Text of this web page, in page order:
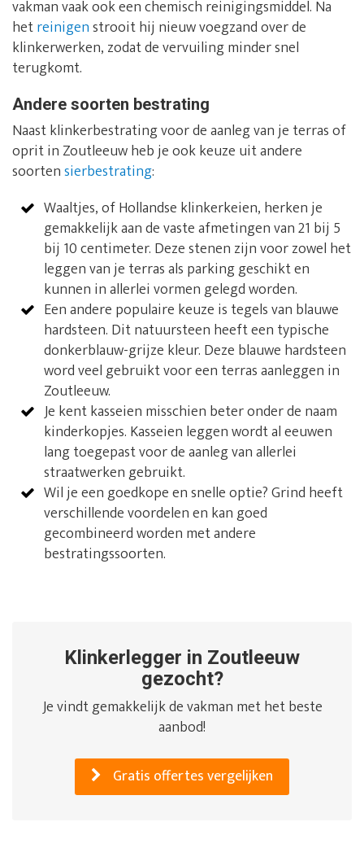
vakman vaak ook een chemisch reinigingsmiddel. Na
hetreinigenstrooit hij nieuw voegzand over de
klinkerwerken, zodat de vervuiling minder snel
terugkomt.
Andere soorten bestrating
Naast klinkerbestrating voor de aanleg van je terras of
oprit in Zoutleeuw heb je ook keuze uit andere
soortensierbestrating:
Waaltjes, of Hollandse klinkerkeien, herken je
gemakkelijk aan de vaste afmetingen van 21 bij 5
bij 10 centimeter. Deze stenen zijn voor zowel het
leggen van je terras als parking geschikt en
kunnen in allerlei vormen gelegd worden.
Een andere populaire keuze is tegels van blauwe
hardsteen. Dit natuursteen heeft een typische
donkerblauw-grijze kleur. Deze blauwe hardsteen
word veel gebruikt voor een terras aanleggen in
Zoutleeuw.
Je kent kasseien misschien beter onder de naam
kinderkopjes. Kasseien leggen wordt al eeuwen
lang toegepast voor de aanleg van allerlei
straatwerken gebruikt.
Wil je een goedkope en snelle optie? Grind heeft
verschillende voordelen en kan goed
gecombineerd worden met andere
bestratingssoorten.
Klinkerlegger in Zoutleeuw
gezocht?
Je vindt gemakkelijk de vakman met het beste
aanbod!
Gratis offertes vergelijken